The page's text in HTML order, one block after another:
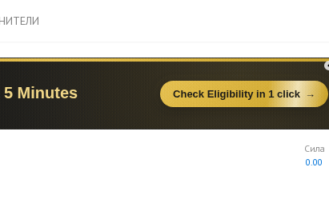
Сила
0.00